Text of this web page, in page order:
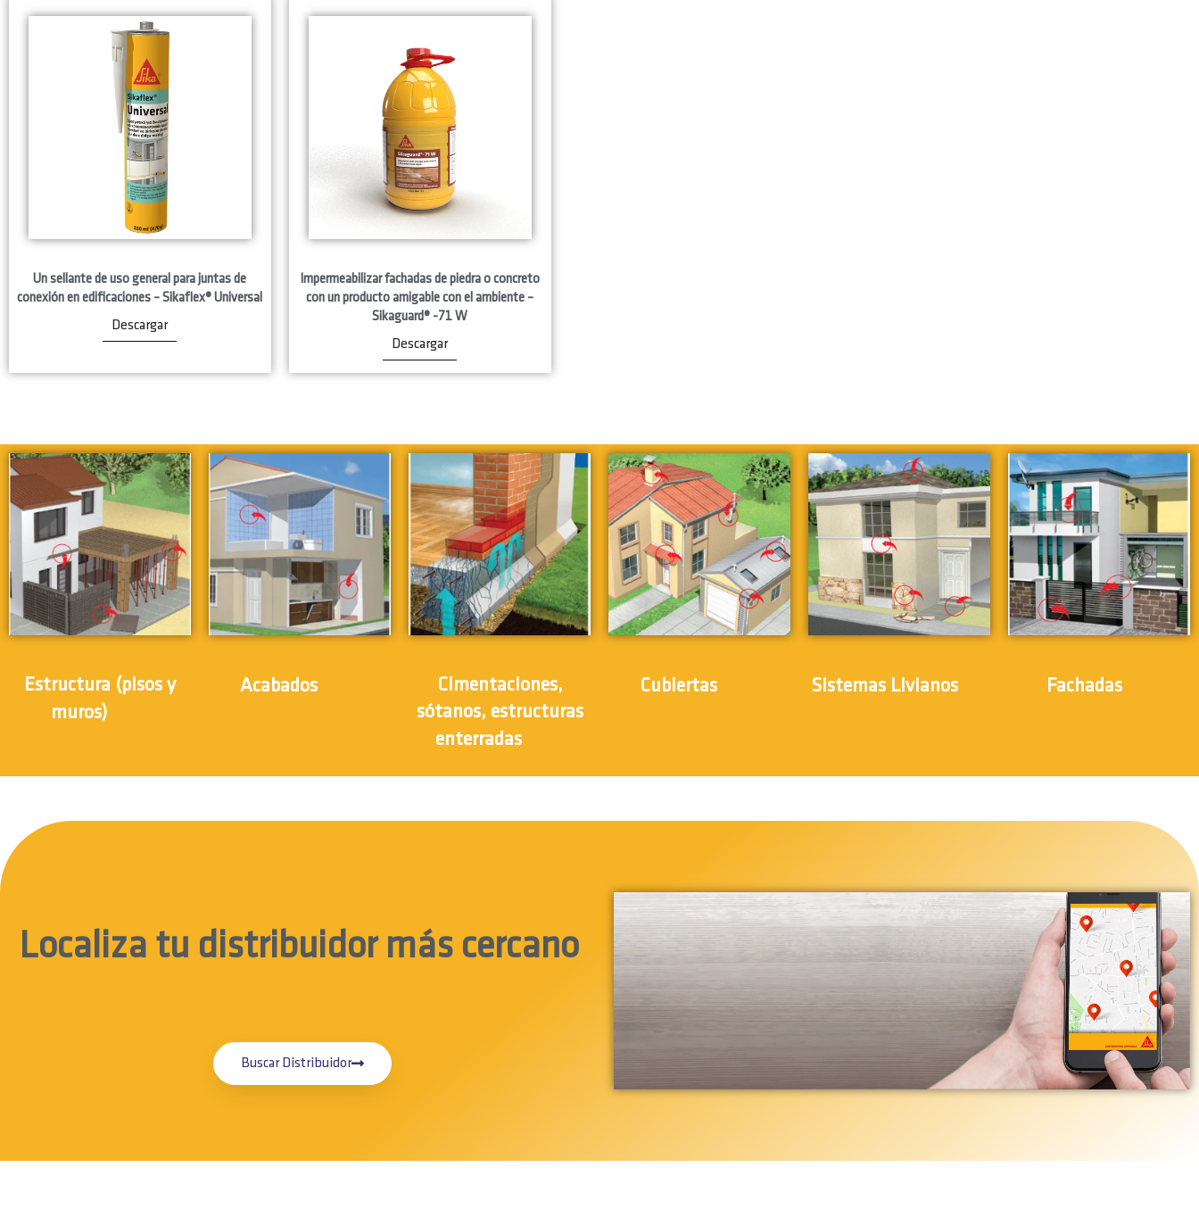
Un sellante de uso general para juntas de
conexión en edificaciones – Sikaflex® Universal
Descargar
Impermeabilizar fachadas de piedra o concreto
con un producto amigable con el ambiente –
Sikaguard® -71 W
Descargar
Estructura (pisos y
muros)
Acabados
Cimentaciones,
sótanos, estructuras
enterradas
Cubiertas Sistemas Livianos Fachadas
Localiza tu distribuidor más cercano
Buscar Distribuidor